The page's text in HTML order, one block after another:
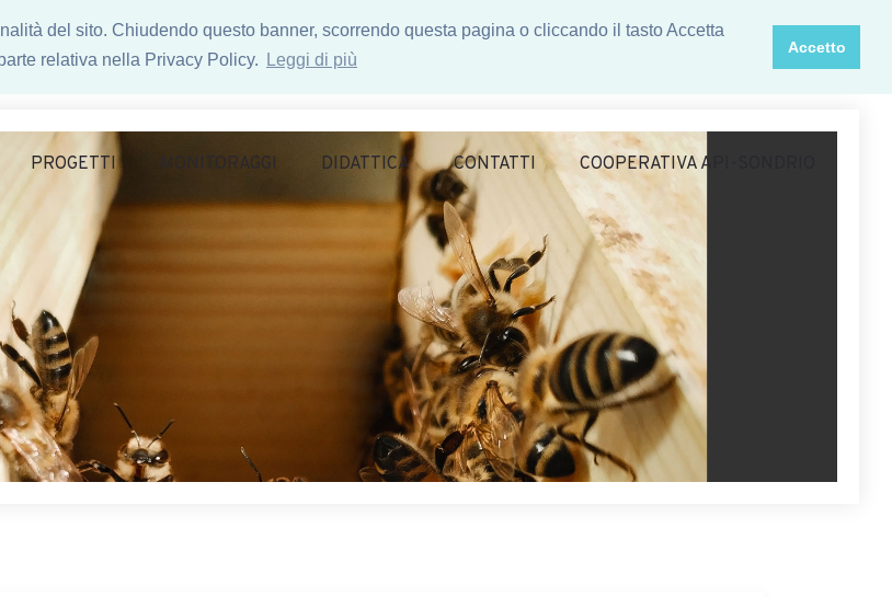
del sito. Chiudendo questo banner, scorrendo questa pagina o cliccando il tasto Accetta
relativa nella Privacy Policy.
Leggi di più
Accetto
PROGETTI MONITORAGGI DIDATTICA CONTATTI COOPERATIVA API-SONDRIO